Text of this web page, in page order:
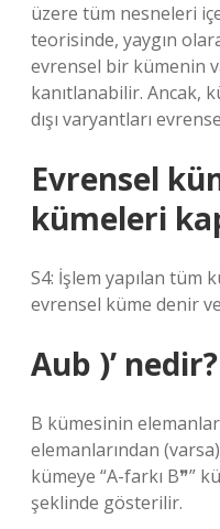
üzere tüm nesneleri
teorisinde, yaygın
evrensel bir kümenin
kanıtlanabilir. Ancak,
dışı varyantları
Evrensel
kümeleri
S4: İşlem yapılan tüm
evrensel küme denir
Aub )’ nedir?
B kümesinin
elemanlarından
kümeye “A-farkı B❞”
şeklinde gösterilir.